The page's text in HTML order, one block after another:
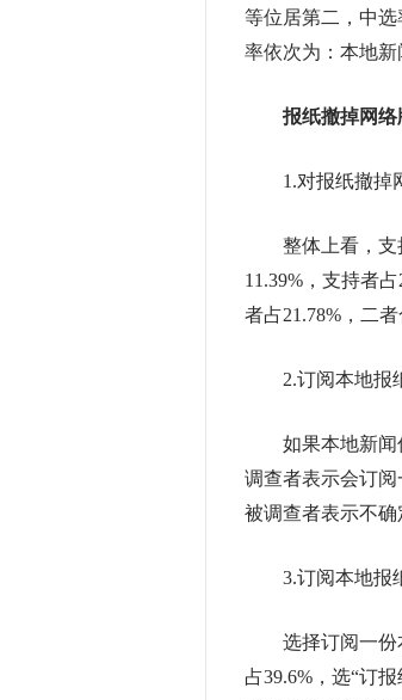
等位居第二，中选
率依次为：本地新
报纸撤掉网络
1.对报纸撤掉
整体上看，支持
11.39%，支持者
者占21.78%，二
2.订阅本地报
如果本地新闻信
调查者表示会订阅
被调查者表示不确
3.订阅本地报
选择订阅一份本
占39.6%，选“订